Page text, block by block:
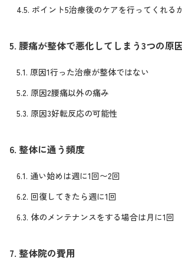
4.5. ポイント5治療後のケアを行ってくれる
5. 腰痛が整体で悪化してしまう3つの原
5.1. 原因1行った治療が整体ではない
5.2. 原因2腰痛以外の痛み
5.3. 原因3好転反応の可能性
6. 整体に通う頻度
6.1. 通い始めは週に1回〜2回
6.2. 回復してきたら週に1回
6.3. 体のメンテナンスをする場合は月に1回
7. 整体院の費用